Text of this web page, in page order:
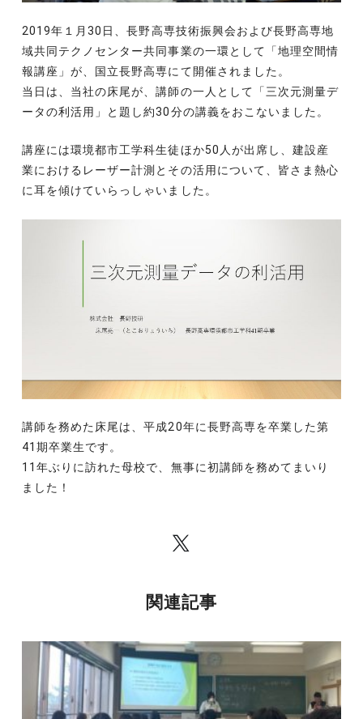
2019年１月30日、長野高専技術振興会および長野高専地
域共同テクノセンター共同事業の一環として「地理空間情
報講座」が、国立長野高専にて開催されました。
当日は、当社の床尾が、講師の一人として「三次元測量デ
ータの利活用」と題し約30分の講義をおこないました。
講座には環境都市工学科生徒ほか50人が出席し、建設産
業におけるレーザー計測とその活用について、皆さま熱心
に耳を傾けていらっしゃいました。
講師を務めた床尾は、平成20年に長野高専を卒業した第
41期卒業生です。
11年ぶりに訪れた母校で、無事に初講師を務めてまいり
ました！
関連記事